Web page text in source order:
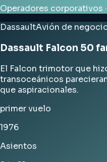
Operadores corporativos
DassaultAvión de
Dassault Falcon 50
El Falcon trimotor que
transoceánicos
que aspiracionales.
primer vuelo
1976
Asientos